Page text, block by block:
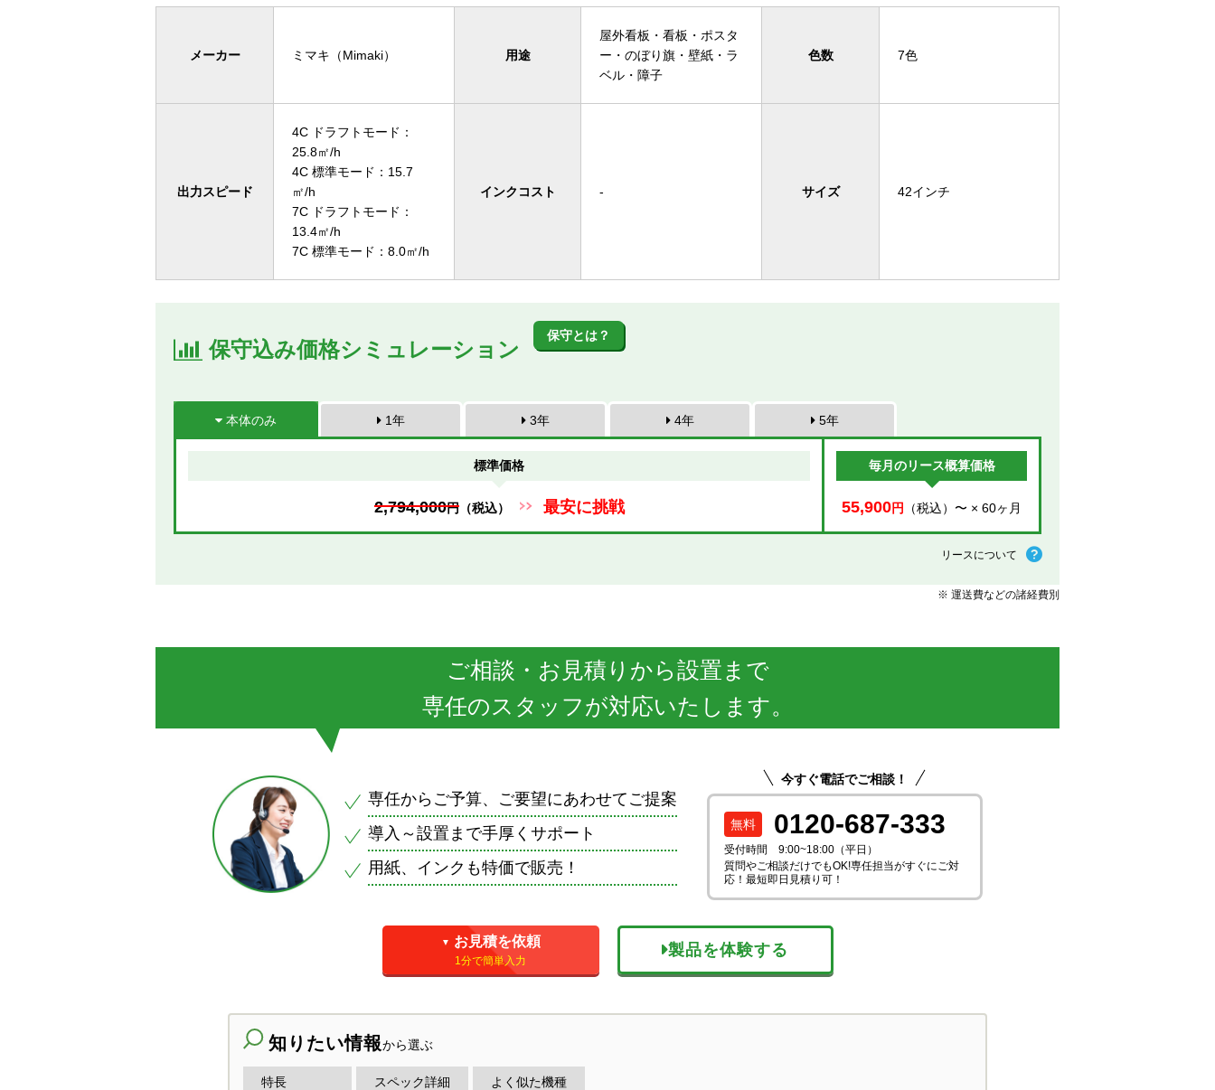
メーカー ミマキ（Mimaki） 用途
屋外看板・看板・ポスタ
ー・のぼり旗・壁紙・ラ
ベル・障子
色数 7色
出力スピード
4C ドラフトモード：
25.8㎡/h
4C 標準モード：15.7
㎡/h
7C ドラフトモード：
13.4㎡/h
7C 標準モード：8.0㎡/h
インクコスト - サイズ 42インチ
保守込み価格シミュレーション
保守とは？
本体のみ 1年 3年 4年 5年
標準価格
2,794,000円（税込） 最安に挑戦
毎月のリース概算価格
55,900円 （税込）〜 × 60ヶ月
リースについて
※ 運送費などの諸経費別
ご相談・お見積りから設置まで
専任のスタッフが対応いたします。
専任からご予算、ご要望にあわせてご提案
導入～設置まで手厚くサポート
用紙、インクも特価で販売！
今すぐ電話でご相談！
0120-687-333
受付時間 9:00~18:00（平日）
質問やご相談だけでもOK!専任担当がすぐにご対
応！最短即日見積り可！
▼ お見積を依頼
1分で簡単入力
製品を体験する
知りたい情報から選ぶ
特長 スペック詳細 よく似た機種